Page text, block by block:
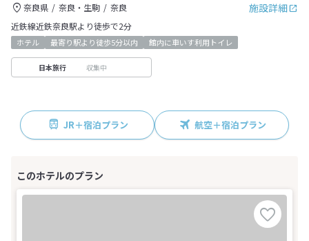
施設詳細
奈良県 奈良・生駒
奈良
近鉄線近鉄奈良駅より徒歩で2分
ホテル 最寄り駅より徒歩5分以内 館内に車いす利用トイレ
日本旅行 収集中
JR＋宿泊プラン 航空＋宿泊プラン